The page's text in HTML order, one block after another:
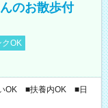
のお散歩付
クOK
OK ■扶養内OK ■日